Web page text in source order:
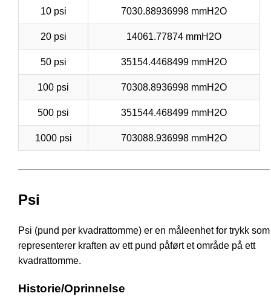
10 psi 7030.88936998 mmH2O
20 psi 14061.77874 mmH2O
50 psi 35154.4468499 mmH2O
100 psi 70308.8936998 mmH2O
500 psi 351544.468499 mmH2O
1000 psi 703088.936998 mmH2O
Psi
Psi (pund per kvadrattomme) er en måleenhet for trykk som
representerer kraften av ett pund påført et område på ett
kvadrattomme.
Historie/Oprinnelse